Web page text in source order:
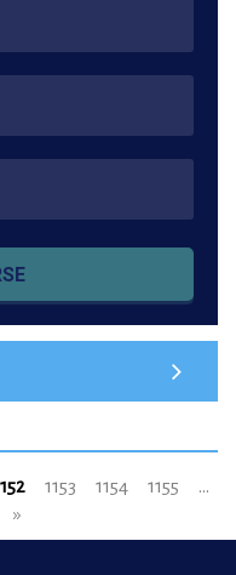
1153 1154 1155
...
»